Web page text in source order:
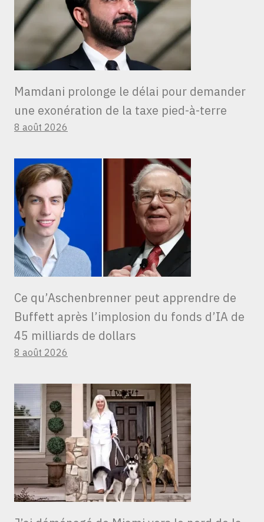
Mamdani prolonge le délai pour demander
une exonération de la taxe pied-à-terre
8 août 2026
Ce qu’Aschenbrenner peut apprendre de
Buffett après l’implosion du fonds d’IA de
45 milliards de dollars
8 août 2026